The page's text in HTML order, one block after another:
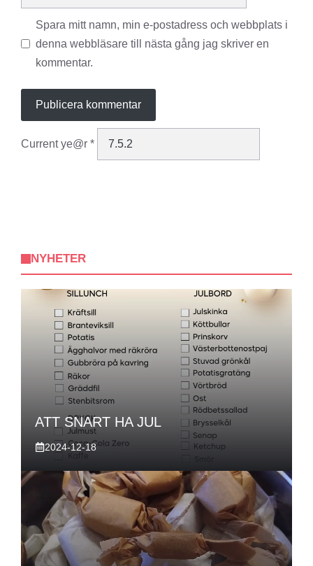
Spara mitt namn, min e-postadress och webbplats i
denna webbläsare till nästa gång jag skriver en
kommentar.
Current ye@r *
NYHETER
ATT SNART HA JUL
2024-12-18